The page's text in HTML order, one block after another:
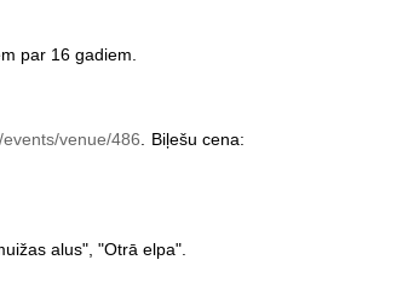
par 16 gadiem.
venue/486 . Biļešu cena:
alus", "Otrā elpa".